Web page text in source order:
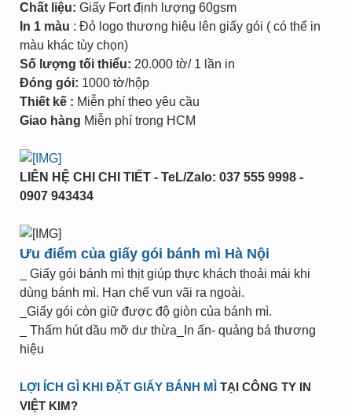
Chất liệu: Giấy Fort định lượng 60gsm
In 1 màu : Đỏ logo thương hiệu lên giấy gói ( có thể in
màu khác tùy chọn)
Số lượng tối thiểu: 20.000 tờ/ 1 lần in
Đóng gói: 1000 tờ/hộp
Thiết kế : Miễn phí theo yêu cầu
Giao hàng Miễn phí trong HCM
LIÊN HỆ CHI CHI TIẾT - TeL/Zalo: 037 555 9998 -
0907 943434
Ưu điểm của giấy gói bánh mì Hà Nội
_ Giấy gói bánh mì thịt giúp thực khách thoải mái khi
dùng bánh mì. Hạn chế vun vãi ra ngoài.
_Giấy gói còn giữ được độ giòn của bánh mì.
_ Thấm hút dầu mỡ dư thừa_In ấn- quảng bá thương
hiệu
LỢI ÍCH GÌ KHI ĐẶT GIẤY BÁNH MÌ TẠI CÔNG TY IN
VIỆT KIM?